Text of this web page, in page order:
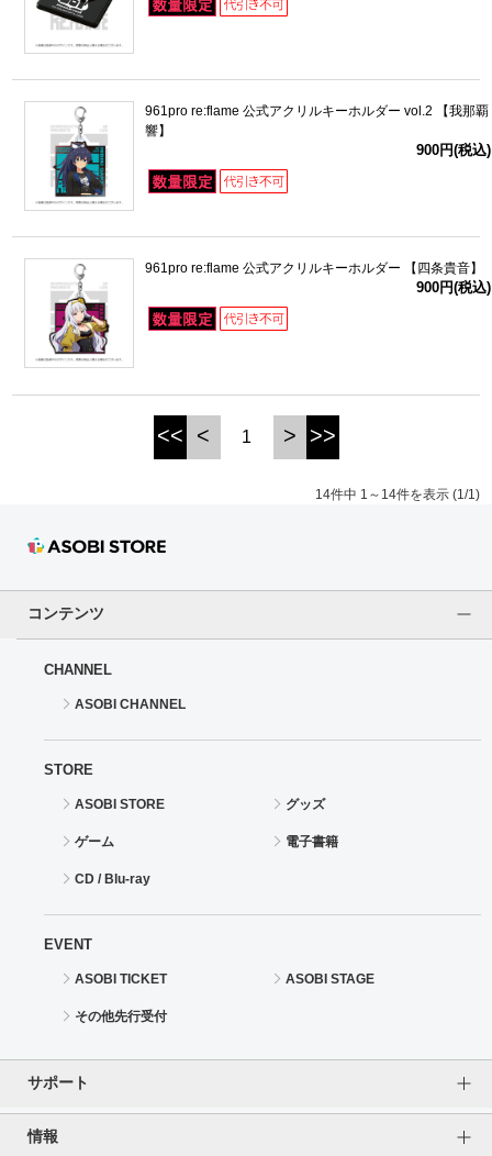
961pro re:flame 公式アクリルキーホルダー vol.2 【我那覇
響】
900円(税込)
961pro re:flame 公式アクリルキーホルダー 【四条貴音】
900円(税込)
<< < 1 > >>
14件中 1～14件を表示 (1/1)
コンテンツ
CHANNEL
ASOBI CHANNEL
STORE
ASOBI STORE グッズ
ゲーム 電子書籍
CD / Blu-ray
EVENT
ASOBI TICKET ASOBI STAGE
その他先行受付
サポート
情報